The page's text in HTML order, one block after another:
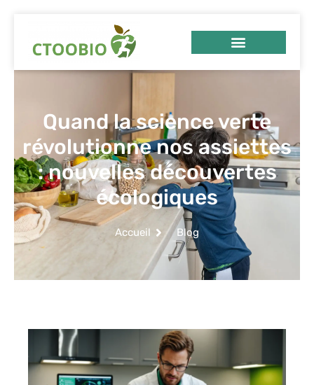
Quand la science verte
révolutionne nos assiettes
: nouvelles découvertes
écologiques
Accueil Blog